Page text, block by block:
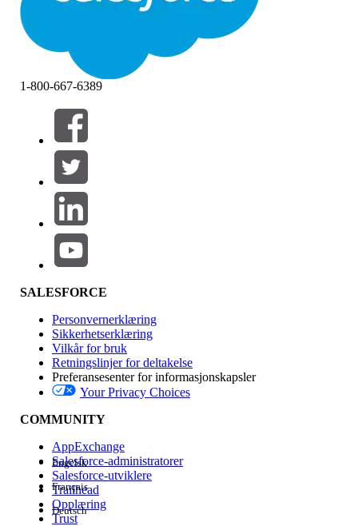
Filtre (0)
VELG FILTRE
Produktområde
Funksjonsinnvirkning
Utgave
Erfaring
1-800-667-6389
SALESFORCE
Personvernerklæring
Sikkerhetserklæring
Vilkår for bruk
Retningslinjer for deltakelse
Preferansesenter for informasjonskapsler
Your Privacy Choices
COMMUNITY
AppExchange
Salesforce-administratorer
Salesforce-utviklere
Trailhead
Opplæring
Trust
Engelsk
Français
Deutsch